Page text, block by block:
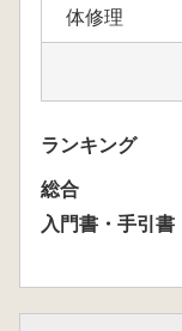
体修理
第2期[全3巻
ランキング
総合
入門書・手引書